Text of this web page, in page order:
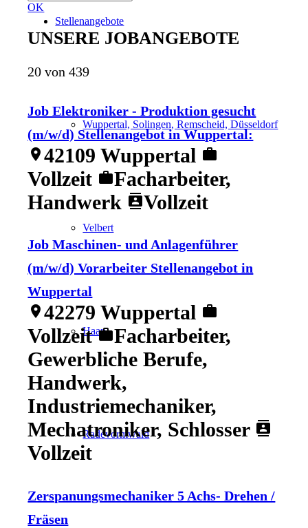
Stellenangebote
Wuppertal, Solingen, Remscheid, Düsseldorf
Velbert
Haan
Radevormwald
OK
UNSERE JOBANGEBOTE
20 von 439
Job Elektroniker - Produktion gesucht
(m/w/d) Stellenangebot in Wuppertal:
location_on42109 Wuppertal work
Vollzeit workFacharbeiter,
Handwerk contactsVollzeit
Job Maschinen- und Anlagenführer
(m/w/d) Vorarbeiter Stellenangebot in
Wuppertal
location_on42279 Wuppertal work
Vollzeit workFacharbeiter,
Gewerbliche Berufe,
Handwerk,
Industriemechaniker,
Mechatroniker, Schlosser contacts
Vollzeit
Zerspanungsmechaniker 5 Achs- Drehen /
Fräsen